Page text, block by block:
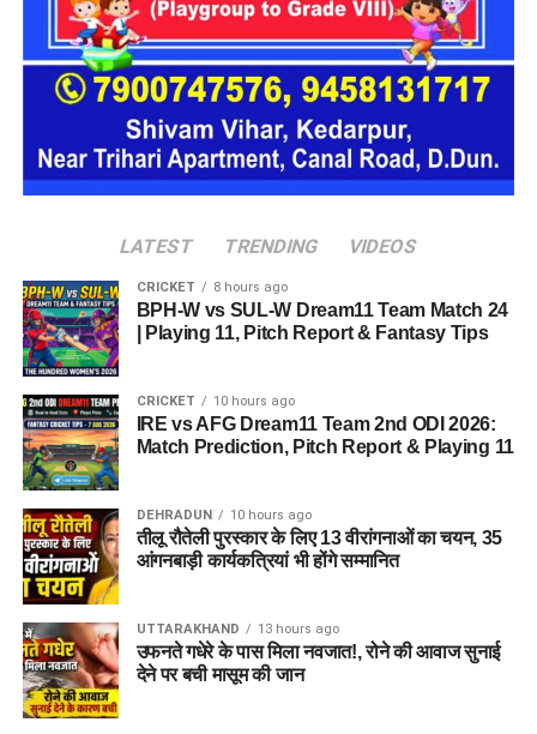
बारबेक्यू नेशन (Barbeque Nation)
डिक्सॉन (Dixon Technologies)
उत्कर्ष स्मॉल फाइनेंस बैंक (Utkarsh Small Finance Bank)
सीएएमपी-108 (CAMP-108)
एनआईटीटी लिमिटेड (NIIT Limited)
मोचिको (Mochiko Shoes)
टीआई मेडिकोज (TI Medicos)
आईजोन (iZone)
Dehradun Rojgar Mela 2026 :
आवेदन और पंजीकरण प्रक्रिया (How
to Register)
भाग लेने के लिए अभ्यर्थियों का पंजीकरण04 अगस्त, 2026 से शुरू हो
चुका है। इच्छुक अभ्यर्थी साक्षात्कार में शामिल होने से पहले किसी भी कार्य
दिवस में कार्यालय पहुंचकर अपना पंजीकरण करा सकते हैं।
LATEST TRENDING VIDEOS
CRICKET 8 hours ago
BPH-W vs SUL-W Dream11 Team Match 24
| Playing 11, Pitch Report & Fantasy Tips
CRICKET 10 hours ago
IRE vs AFG Dream11 Team 2nd ODI 2026:
Match Prediction, Pitch Report & Playing 11
DEHRADUN 10 hours ago
तीलू रौतेली पुरस्कार के लिए 13 वीरांगनाओं का चयन, 35
आंगनबाड़ी कार्यकत्रियां भी होंगे सम्मानित
UTTARAKHAND 13 hours ago
उफनते गधेरे के पास मिला नवजात!, रोने की आवाज सुनाई
देने पर बची मासूम की जान